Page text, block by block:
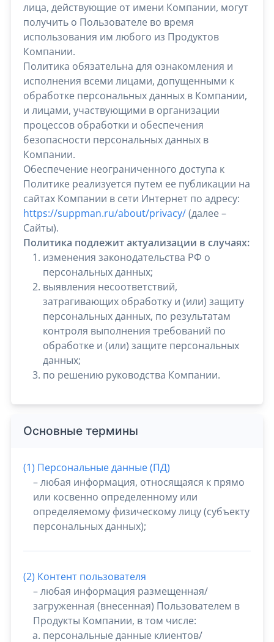
лица, действующие от имени Компании, могут
получить о Пользователе во время
использования им любого из Продуктов
Компании.
Политика обязательна для ознакомления и
исполнения всеми лицами, допущенными к
обработке персональных данных в Компании,
и лицами, участвующими в организации
процессов обработки и обеспечения
безопасности персональных данных в
Компании.
Обеспечение неограниченного доступа к
Политике реализуется путем ее публикации на
сайтах Компании в сети Интернет по адресу:
https://suppman.ru/about/privacy/(далее –
Сайты).
Политика подлежит актуализации в случаях:
изменения законодательства РФ о
персональных данных;
выявления несоответствий,
затрагивающих обработку и (или) защиту
персональных данных, по результатам
контроля выполнения требований по
обработке и (или) защите персональных
данных;
по решению руководства Компании.
Основные термины
(1) Персональные данные (ПД)
– любая информация, относящаяся к прямо
или косвенно определенному или
определяемому физическому лицу (субъекту
персональных данных);
(2) Контент пользователя
– любая информация размещенная/
загруженная (внесенная) Пользователем в
Продукты Компании, в том числе:
персональные данные клиентов/